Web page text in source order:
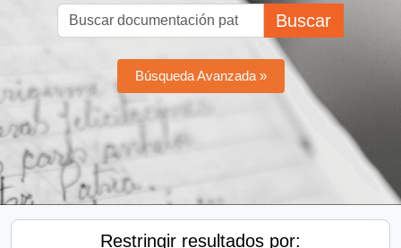
Buscar
Búsqueda Avanzada »
Restringir resultados por: